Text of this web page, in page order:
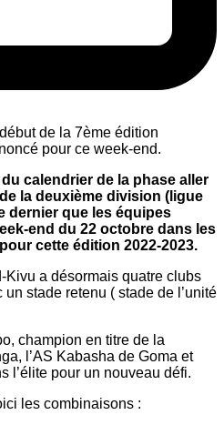
calendrier de la phase aller
la deuxième division (ligue
dernier que les équipes
end du 22 octobre dans les
cette édition 2022-2023.
Kivu a désormais quatre clubs
stade retenu ( stade de l’unité
champion en titre de la
l’AS Kabasha de Goma et
l’élite pour un nouveau défi.
les combinaisons :